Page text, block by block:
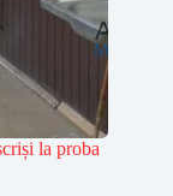
la proba